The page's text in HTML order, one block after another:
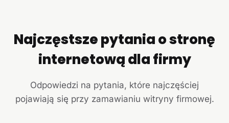
Najczęstsze pytania o stronę
internetową dla firmy
Odpowiedzi na pytania, które najczęściej
pojawiają się przy zamawianiu witryny firmowej.